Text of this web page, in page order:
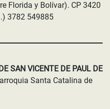
Florida y Bolívar). CP 3420
3782 549885
SAN VICENTE DE PAUL DE
Santa Catalina de